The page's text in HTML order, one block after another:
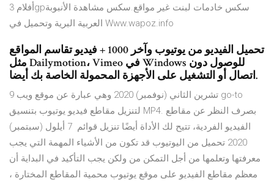
أفلام ‏3gp‏ سكس خادمات لبنت غير مواقع.سكس مشاهدة الأنبوبة
العربية البرية وتحميل في Www.wapoz.info
تحميل الفيديو من يوتيوب وآخر 1000 + فيديو تقاسم المواقع
مثل Dailymotion، Vimeo في Windows للوصول دون
اتصال أو التشغيل على الأجهزة المحمولة الخاصة بك أيضا.
9 تشرين الثاني (نوفمبر) 2020 وهي عبارة عن موقع ويب go-to
لتنزيل مقاطع فيديو يوتيوب بتنسيق MP4. بصرف النظر عن مقاطع
الفيديو الفردية، تتيح لك الأداة أيضًا تنزيل قوائم 7 أيلول (سبتمبر)
2020 تحميل من اليوتيوب قد تكون من الأشياء المهمة التي يجب
معرفتها وتعلمها من أجل التمكن من ولكن يجب التأكيد في البداية أن
معظم مقاطع الفيديو على موقع يوتيوب محمية المقاطع المختارة ،